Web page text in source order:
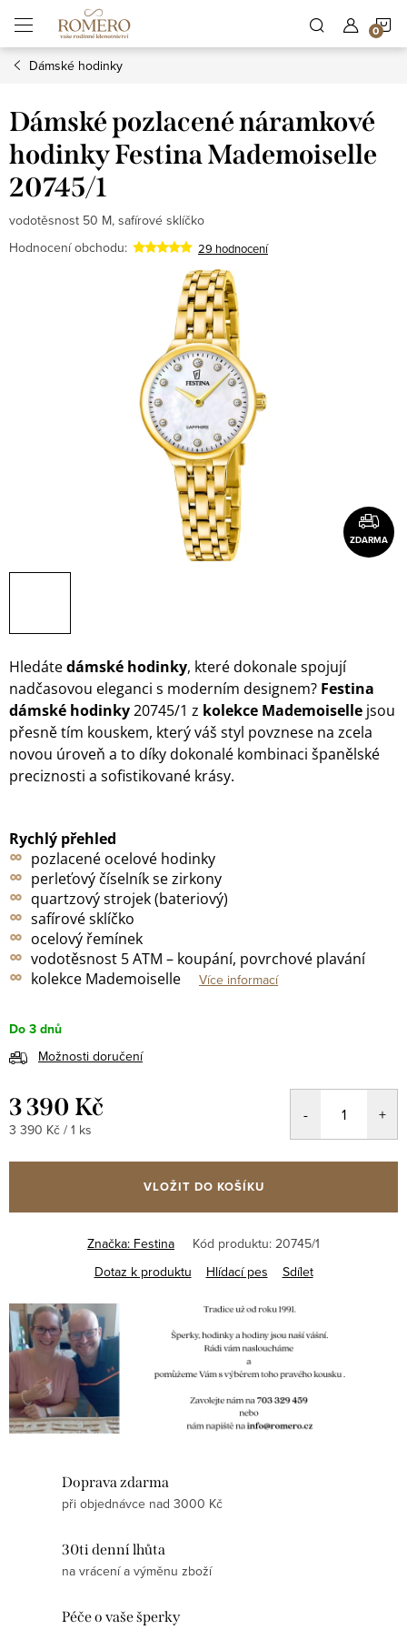
obsah
Dámské hodinky
Dámské pozlacené náramkové
hodinky Festina Mademoiselle
20745/1
vodotěsnost 50 M, safírové sklíčko
Hodnocení obchodu:
29 hodnocení
ZDARMA
Hledátedámské hodinky, které dokonale spojují
nadčasovou eleganci s moderním designem? Festina
dámské hodinky20745/1 z kolekce Mademoiselle jsou
přesně tím kouskem, který váš styl povznese na zcela
novou úroveň a to díky dokonalé kombinaci španělské
preciznosti a sofistikované krásy.
Rychlý přehled
∞ pozlacené ocelové hodinky
∞ perleťový číselník se zirkony
∞ quartzový strojek (bateriový)
∞ safírové sklíčko
∞ ocelový řemínek
∞ vodotěsnost 5 ATM – koupání, povrchové plavání
∞ kolekce Mademoiselle Více informací
Do 3 dnů
Možnosti doručení
3 390 Kč
Měrná
3 390 Kč / 1 ks
VLOŽIT DO KOŠÍKU
Značka: Festina Kód produktu: 20745/1
Dotaz k produktu
Hlídací pes Sdílet
Doprava zdarma
při objednávce nad 3000 Kč
30ti denní lhůta
na vrácení a výměnu zboží
Péče o vaše šperky